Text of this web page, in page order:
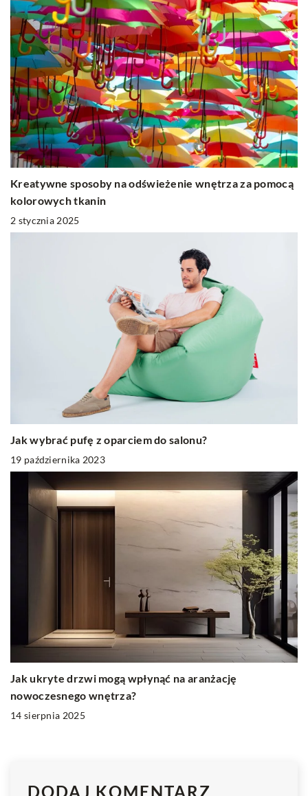
Kreatywne sposoby na odświeżenie wnętrza za pomocą
kolorowych tkanin
2 stycznia 2025
Jak wybrać pufę z oparciem do salonu?
19 października 2023
Jak ukryte drzwi mogą wpłynąć na aranżację
nowoczesnego wnętrza?
14 sierpnia 2025
DODAJ KOMENTARZ